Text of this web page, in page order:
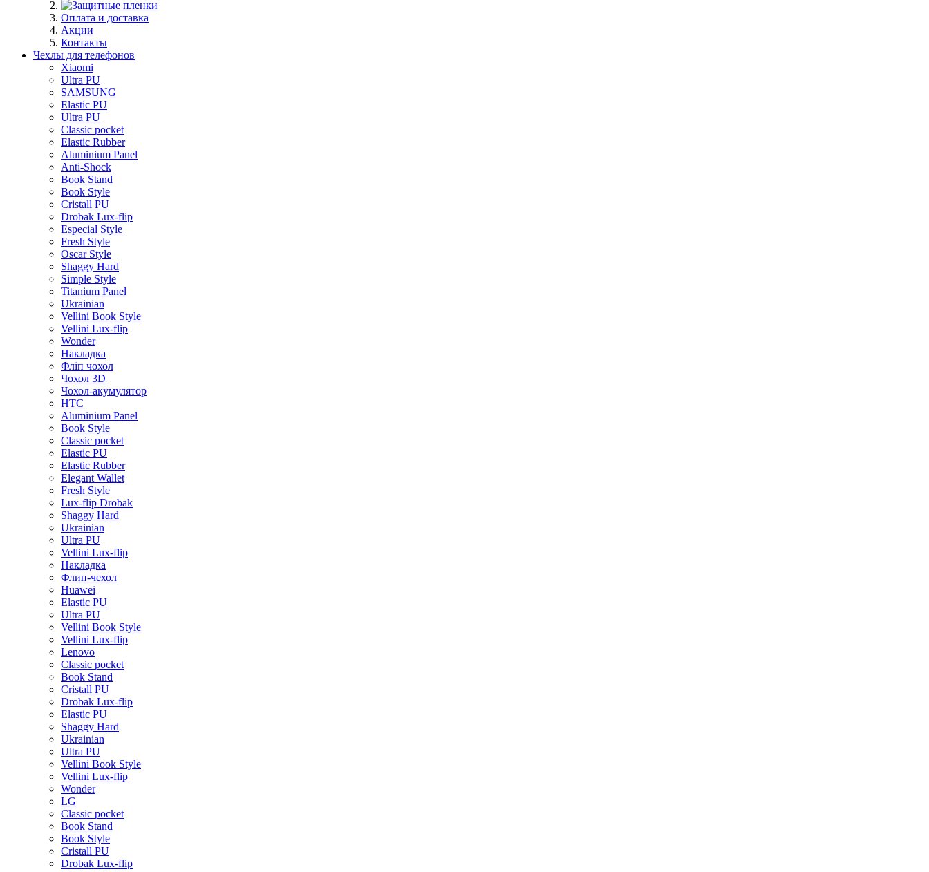
Оплата и доставка
Акции
Контакты
Чехлы для телефонов
Xiaomi
Ultra PU
SAMSUNG
Elastic PU
Ultra PU
Classic pocket
Elastic Rubber
Aluminium Panel
Anti-Shock
Book Stand
Book Style
Cristall PU
Drobak Lux-flip
Especial Style
Fresh Style
Oscar Style
Shaggy Hard
Simple Style
Titanium Panel
Ukrainian
Vellini Book Style
Vellini Lux-flip
Wonder
Накладка
Фліп чохол
Чохол 3D
Чохол-акумулятор
HTC
Aluminium Panel
Book Style
Classic pocket
Elastic PU
Elastic Rubber
Elegant Wallet
Fresh Style
Lux-flip Drobak
Shaggy Hard
Ukrainian
Ultra PU
Vellini Lux-flip
Накладка
Флип-чехол
Huawei
Elastic PU
Ultra PU
Vellini Book Style
Vellini Lux-flip
Lenovo
Classic pocket
Book Stand
Cristall PU
Drobak Lux-flip
Elastic PU
Shaggy Hard
Ukrainian
Ultra PU
Vellini Book Style
Vellini Lux-flip
Wonder
LG
Classic pocket
Book Stand
Book Style
Cristall PU
Drobak Lux-flip